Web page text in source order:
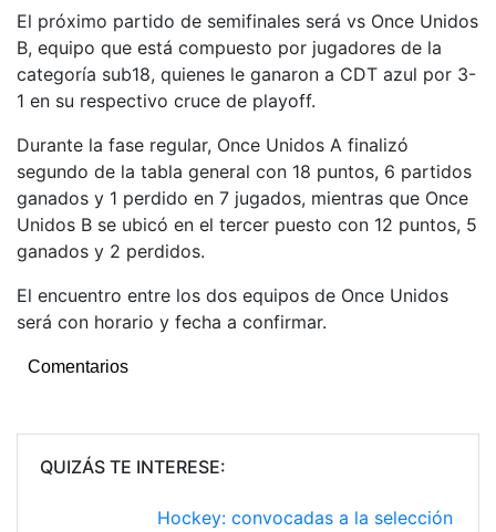
El próximo partido de semifinales será vs Once Unidos
B, equipo que está compuesto por jugadores de la
categoría sub18, quienes le ganaron a CDT azul por 3-
1 en su respectivo cruce de playoff.
Durante la fase regular, Once Unidos A finalizó
segundo de la tabla general con 18 puntos, 6 partidos
ganados y 1 perdido en 7 jugados, mientras que Once
Unidos B se ubicó en el tercer puesto con 12 puntos, 5
ganados y 2 perdidos.
El encuentro entre los dos equipos de Once Unidos
será con horario y fecha a confirmar.
Comentarios
QUIZÁS TE INTERESE:
Hockey: convocadas a la selección